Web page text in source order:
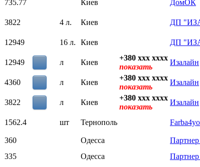
735.77 Киев ДомОК
3822 4 л. Киев ДП
12949 16 л. Киев ДП
12949 л Киев
+380 xxx xxxx
показать
Изалайн
4360 л Киев
+380 xxx xxxx
показать
Изалайн
3822 л Киев
+380 xxx xxxx
показать
Изалайн
1562.4 шт Тернополь
360 Одесса
335 Одесса